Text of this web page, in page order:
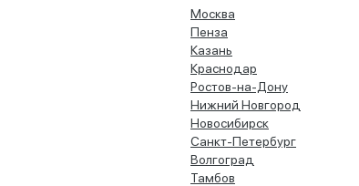
Москва
Пенза
Казань
Краснодар
Ростов-на-Дону
Нижний Новгород
Новосибирск
Санкт-Петербург
Волгоград
Тамбов